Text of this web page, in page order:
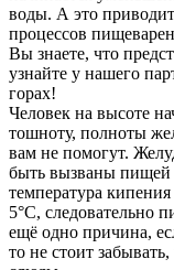
воды. А это
процессов
Вы знаете, что
узнайте у нашего
горах!
Человек на высоте
тошноту, полноты
вам не помогут.
быть вызваны пищей
температура
5°С, следовательно
ещё одно причина,
то не стоит